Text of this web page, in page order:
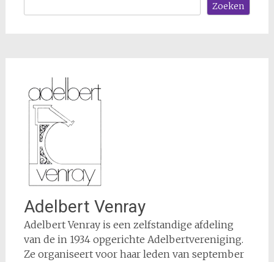
Zoeken
Adelbert Venray
Adelbert Venray is een zelfstandige afdeling
van de in 1934 opgerichte Adelbertvereniging.
Ze organiseert voor haar leden van september